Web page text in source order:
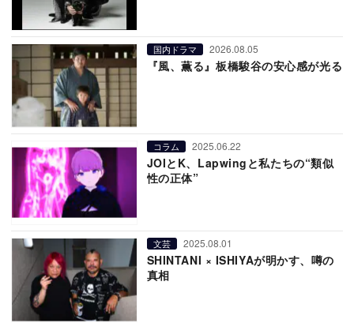
国内ドラマ 2026.08.05
『風、薫る』板橋駿谷の安心感が光る
コラム 2025.06.22
JOIとK、Lapwingと私たちの“類似
性の正体”
文芸 2025.08.01
SHINTANI × ISHIYAが明かす、噂の
真相